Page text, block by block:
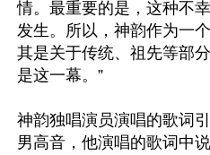
情。最重要的是，这种不
发生。所以，神韵作为一
其是关于传统、祖先等部
是这一幕。”
神韵独唱演员演唱的歌词
男高音，他演唱的歌词中